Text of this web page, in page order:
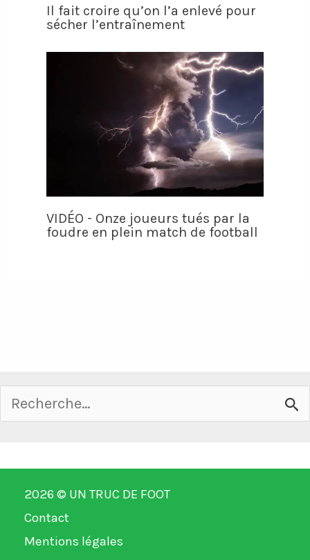
Il fait croire qu’on l’a enlevé pour
sécher l’entraînement
VIDÉO - Onze joueurs tués par la
foudre en plein match de football
Rechercher :
2026 © UN TRUC DE FOOT
Contact
Mentions légales